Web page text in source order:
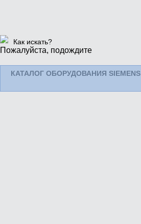
Как искать?
Пожалуйста, подождите
КАТАЛОГ ОБОРУДОВАНИЯ SIEMENS